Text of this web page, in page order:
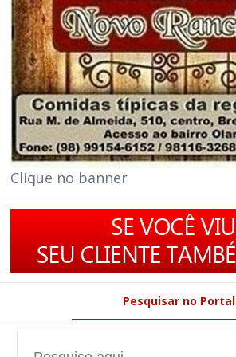
Clique no banner
Pesquisar no Portal